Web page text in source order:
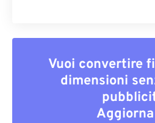
Vuoi convertire
dimensioni